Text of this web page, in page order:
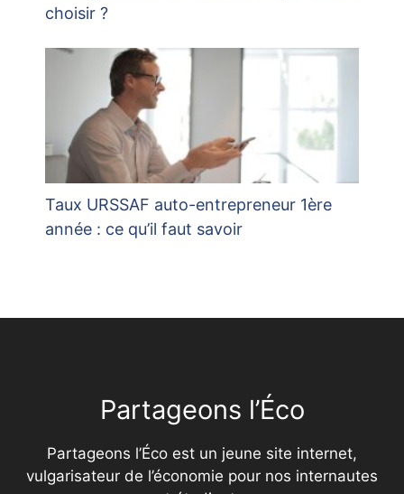
choisir ?
Taux URSSAF auto-entrepreneur 1ère
année : ce qu’il faut savoir
Partageons l’Éco
Partageons l’Éco est un jeune site internet,
vulgarisateur de l’économie pour nos internautes